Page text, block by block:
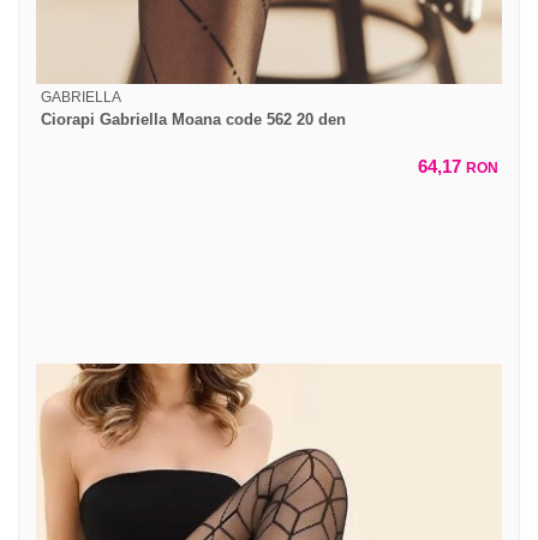
GABRIELLA
Ciorapi Gabriella Moana code 562 20 den
64,17 RON